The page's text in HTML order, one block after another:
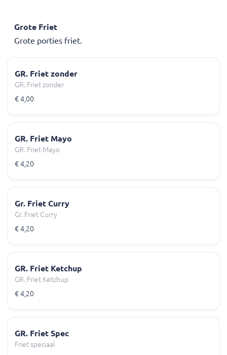
Grote Friet
Grote porties friet.
GR. Friet zonder
GR. Friet zonder
€ 4,00
GR. Friet Mayo
GR. Friet Mayo
€ 4,20
Gr. Friet Curry
Gr. Friet Curry
€ 4,20
GR. Friet Ketchup
GR. Friet Ketchup
€ 4,20
GR. Friet Spec
Friet speciaal